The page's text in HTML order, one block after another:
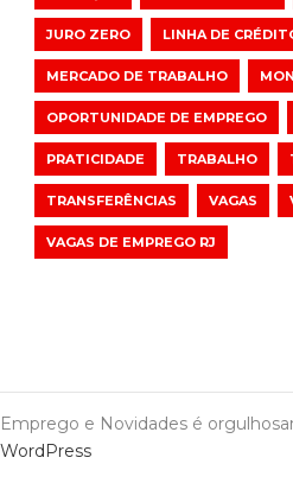
JURO ZERO LINHA DE
MERCADO DE TRABALHO
OPORTUNIDADE DE EMPREGO
PRATICIDADE TRABALHO
TRANSFERÊNCIAS VAGAS
VAGAS DE EMPREGO RJ
Emprego e Novidades é
WordPress